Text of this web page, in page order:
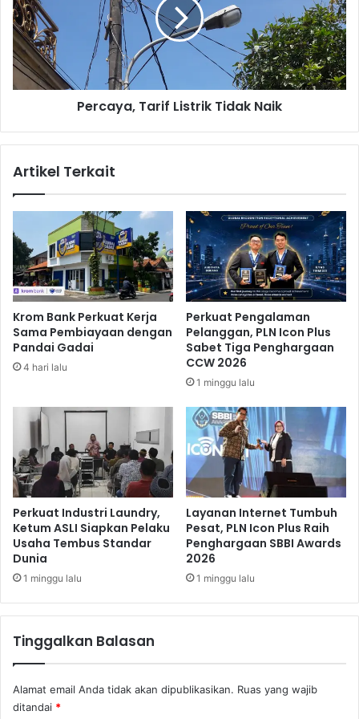
m
i
n
f
o
l
r
i
n
a
r
T
e
r
k
a
t
s
e
s
I
n
t
e
r
d
e
n
c
a
y
a
,
T
L
r
k
T
d
a
N
i
Percaya, Tarif Listrik Tidak Naik
Artikel Terkait
Krom Bank Perkuat Kerja
Sama Pembiayaan dengan
Pandai Gadai
4 hari lalu
Perkuat Pengalaman
Pelanggan, PLN Icon Plus
Sabet Tiga Penghargaan
CCW 2026
1 minggu lalu
Perkuat Industri Laundry,
Ketum ASLI Siapkan Pelaku
Usaha Tembus Standar
Dunia
1 minggu lalu
Layanan Internet Tumbuh
Pesat, PLN Icon Plus Raih
Penghargaan SBBI Awards
2026
1 minggu lalu
Tinggalkan Balasan
Alamat email Anda tidak akan dipublikasikan. Ruas yang wajib
ditandai *